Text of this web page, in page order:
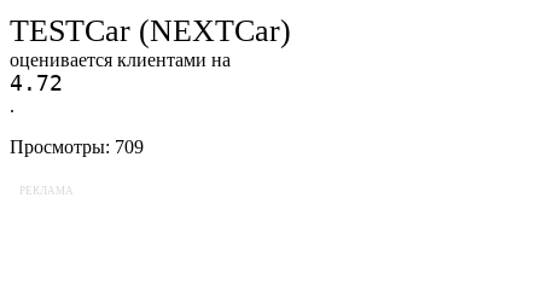
TESTCar (NEXTCar)
оценивается клиентами на
4.72
.
Просмотры: 709
РЕКЛАМА